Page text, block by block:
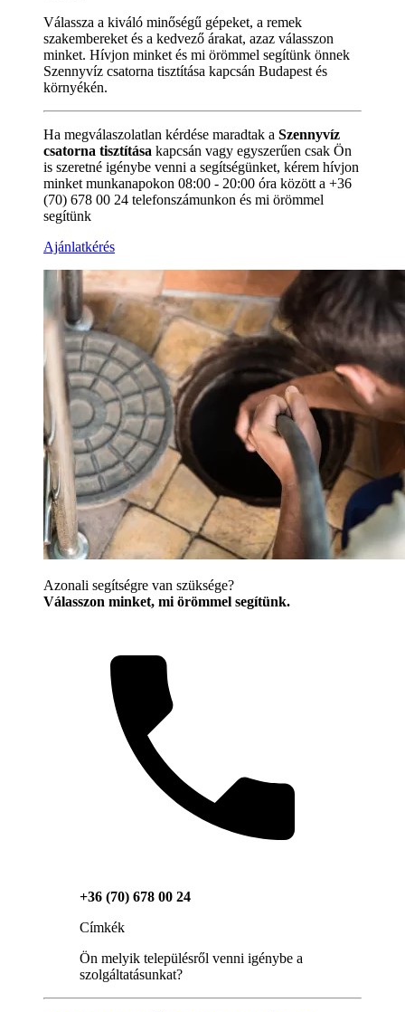
Válassza a kiváló minőségű gépeket, a remek
szakembereket és a kedvező árakat, azaz válasszon
minket. Hívjon minket és mi örömmel segítünk önnek
Szennyvíz csatorna tisztítása kapcsán Budapest és
környékén.
Ha megválaszolatlan kérdése maradtak a Szennyvíz
csatorna tisztítása kapcsán vagy egyszerűen csak Ön
is szeretné igénybe venni a segítségünket, kérem hívjon
minket munkanapokon 08:00 - 20:00 óra között a +36
(70) 678 00 24 telefonszámunkon és mi örömmel
segítünk
Ajánlatkérés
Azonali segítségre van szüksége?
Válasszon minket, mi örömmel segítünk.
+36 (70) 678 00 24
Címkék
Ön melyik településről venni igénybe a
szolgáltatásunkat?